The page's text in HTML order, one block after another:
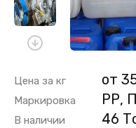
Цена за кг от
Маркировка РР,
В наличии 46